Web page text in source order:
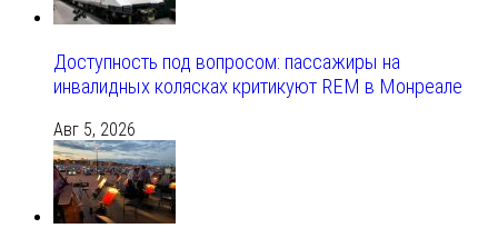
Доступность под вопросом: пассажиры на
инвалидных колясках критикуют REM в Монреале
Авг 5, 2026